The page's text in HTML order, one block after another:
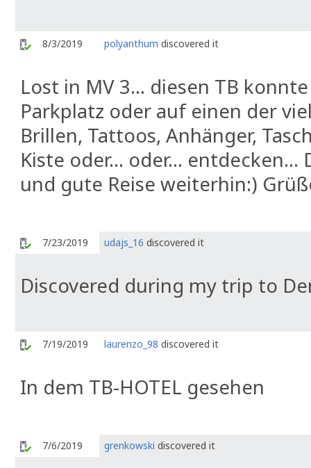
8/3/2019 polyanthum discovered it
Lost in MV 3… diesen TB
Parkplatz oder auf einen der
Brillen, Tattoos, Anhänger,
Kiste oder… oder… entdecken...
und gute Reise weiterhin:)
7/23/2019 udajs_16 discovered it
Discovered during my trip to
7/19/2019 laurenzo_98 discovered it
In dem TB-HOTEL gesehen
7/6/2019 grenkowski discovered it